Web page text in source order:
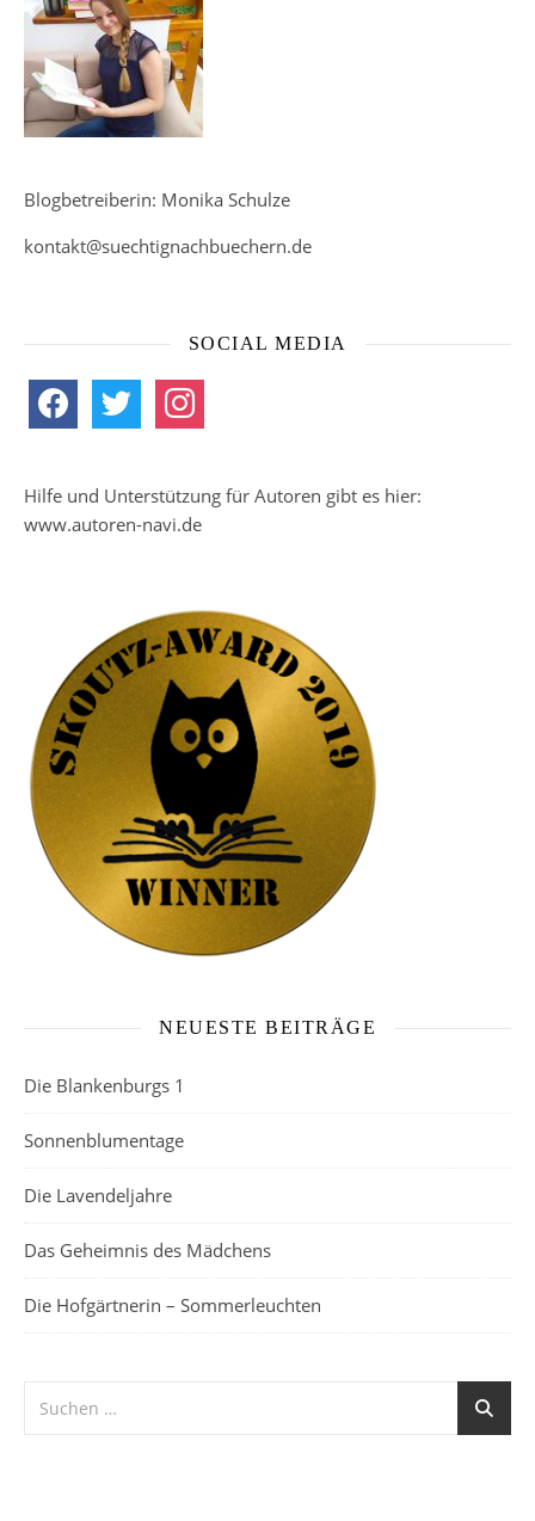
Blogbetreiberin: Monika Schulze
kontakt@suechtignachbuechern.de
SOCIAL MEDIA
facebook twitter instagram
Hilfe und Unterstützung für Autoren gibt es hier:
www.autoren-navi.de
NEUESTE BEITRÄGE
Die Blankenburgs 1
Sonnenblumentage
Die Lavendeljahre
Das Geheimnis des Mädchens
Die Hofgärtnerin – Sommerleuchten